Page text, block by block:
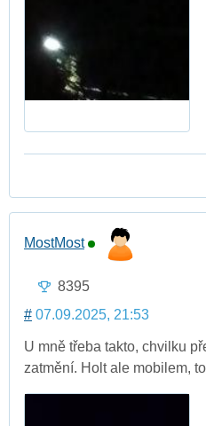
MostMost
8395
# 07.09.2025, 21:53
U mně třeba takto, chvilku
zatmění. Holt ale mobilem,